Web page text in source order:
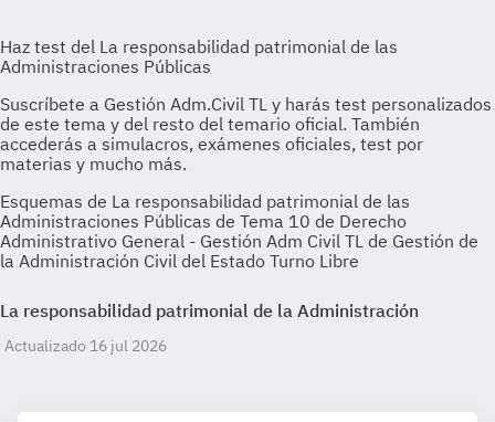
Esquemas de La responsabilidad patrimonial de las
Administraciones Públicas de Tema 10 de Derecho
Administrativo General - Gestión Adm Civil TL de Gestión de
la Administración Civil del Estado Turno Libre
La responsabilidad patrimonial de la Administración
Actualizado 16 jul 2026